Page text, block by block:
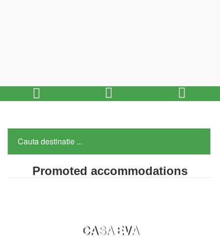
Promoted accommodations
CASA EVA